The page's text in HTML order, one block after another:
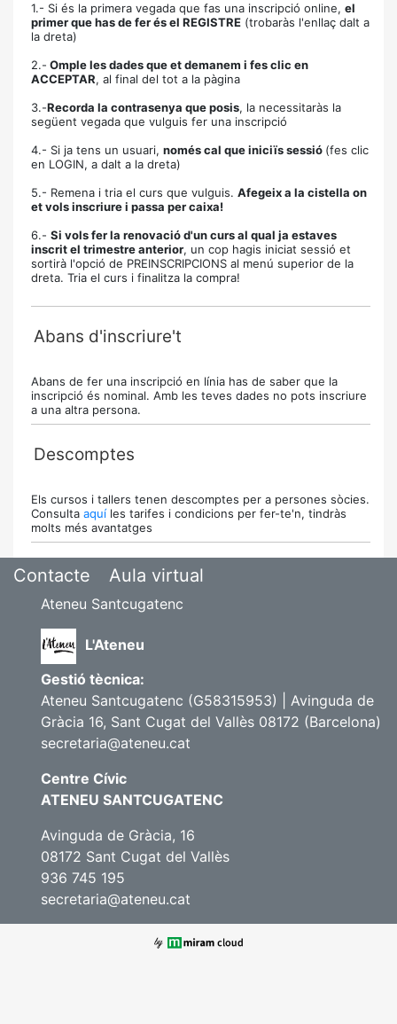
1.- Si és la primera vegada que fas una inscripció online, el
primer que has de fer és el REGISTRE (trobaràs l'enllaç dalt a
la dreta)
2.- Omple les dades que et demanem i fes clic en
ACCEPTAR, al final del tot a la pàgina
3.-Recorda la contrasenya que posis, la necessitaràs la
següent vegada que vulguis fer una inscripció
4.- Si ja tens un usuari, només cal que iniciïs sessió (fes clic
en LOGIN, a dalt a la dreta)
5.- Remena i tria el curs que vulguis. Afegeix a la cistella on
et vols inscriure i passa per caixa!
6.- Si vols fer la renovació d'un curs al qual ja estaves
inscrit el trimestre anterior, un cop hagis iniciat sessió et
sortirà l'opció de PREINSCRIPCIONS al menú superior de la
dreta. Tria el curs i finalitza la compra!
Abans d'inscriure't
Abans de fer una inscripció en línia has de saber que la
inscripció és nominal. Amb les teves dades no pots inscriure
a una altra persona.
Descomptes
Els cursos i tallers tenen descomptes per a persones sòcies.
Consulta aquí les tarifes i condicions per fer-te'n, tindràs
molts més avantatges
Contacte Aula virtual
Ateneu Santcugatenc
L'Ateneu
Gestió tècnica:
Ateneu Santcugatenc (G58315953) | Avinguda de
Gràcia 16, Sant Cugat del Vallès 08172 (Barcelona)
secretaria@ateneu.cat
Centre Cívic
ATENEU SANTCUGATENC
Avinguda de Gràcia, 16
08172 Sant Cugat del Vallès
936 745 195
secretaria@ateneu.cat